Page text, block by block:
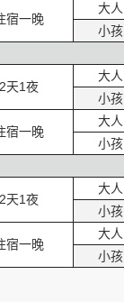
宿一晚
大人
小孩
2天1夜
大人
小孩
宿一晚
大人
小孩
2天1夜
大人
小孩
宿一晚
大人
小孩